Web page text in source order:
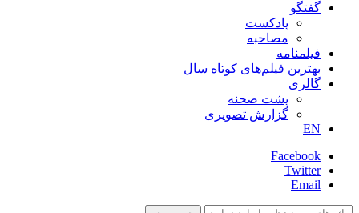
گفتگو
پادکست
مصاحبه
فیلمنامه
بهترین فیلم‌های کوتاه سال
گالری
پشت صحنه
گزارش تصویری
EN
Facebook
Twitter
Email